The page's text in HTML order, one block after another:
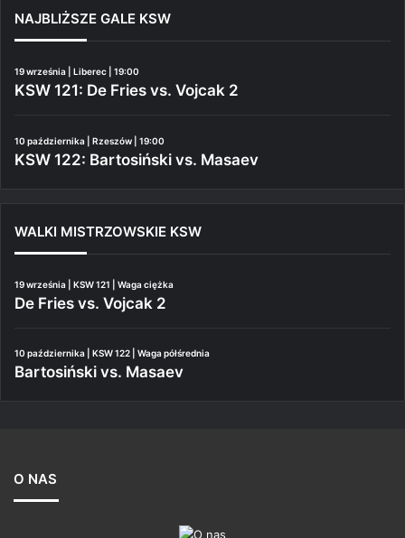
NAJBLIŻSZE GALE KSW
19 września | Liberec | 19:00
KSW 121: De Fries vs. Vojcak 2
10 października | Rzeszów | 19:00
KSW 122: Bartosiński vs. Masaev
WALKI MISTRZOWSKIE KSW
19 września | KSW 121 | Waga ciężka
De Fries vs. Vojcak 2
10 października | KSW 122 | Waga półśrednia
Bartosiński vs. Masaev
O NAS